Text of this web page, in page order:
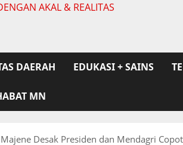
AKAL & REALITAS
DAERAH EDUKASI + SAINS
MN
Desak Presiden dan Mendagri